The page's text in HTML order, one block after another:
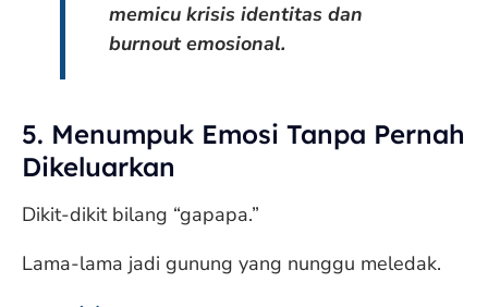
memicu krisis identitas dan
burnout emosional.
5. Menumpuk Emosi Tanpa Pernah
Dikeluarkan
Dikit-dikit bilang “gapapa.”
Lama-lama jadi gunung yang nunggu meledak.